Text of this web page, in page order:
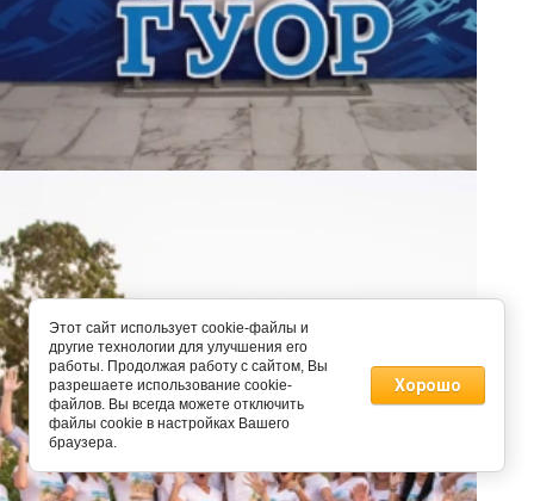
Этот сайт использует cookie-файлы и
другие технологии для улучшения его
работы. Продолжая работу с сайтом, Вы
разрешаете использование cookie-
файлов. Вы всегда можете отключить
файлы cookie в настройках Вашего
браузера.
Хорошо